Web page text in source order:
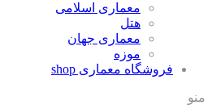
معماری اسلامی
هتل
معماری جهان
موزه
فروشگاه معماری shop
منو